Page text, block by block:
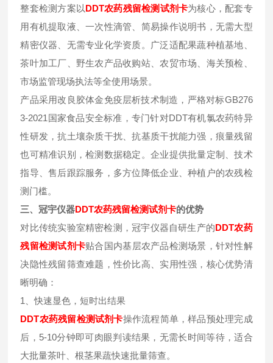
整套检测方案以DDT农药残留检测试剂卡为核心，配套专
用有机提取液、一次性滴管、简易操作说明书，无需大型
精密仪器、无需专业化学资质。广泛适配果蔬种植基地、
茶叶加工厂、野生农产品收购站、农贸市场、海关预检、
市场监管现场执法等全使用场景。
产品采用改良胶体金免疫层析技术制造，严格对标GB276
3-2021国家食品安全标准，专门针对DDT有机氯农药特异
性研发，抗土壤杂质干扰、抗基质干扰能力强，痕量残留
也可精准识别，检测数据稳定。企业提供批量定制、技术
指导、售后跟踪服务，多方位降低企业、种植户的农残检
测门槛。
三、冠宇仪器DDT农药残留检测试剂卡的优势
对比传统实验室精密检测，冠宇仪器自研生产的DDT农药
残留检测试剂卡贴合国内基层农产品检测场景，针对性解
决隐性残留筛查难题，性价比高、实用性强，核心优势清
晰明确：
1、快速显色，短时出结果
DDT农药残留检测试剂卡操作流程简单，样品预处理完成
后，5-10分钟即可肉眼判读结果，无需长时间等待，适合
大批量茶叶、根茎果蔬快速批量筛查。